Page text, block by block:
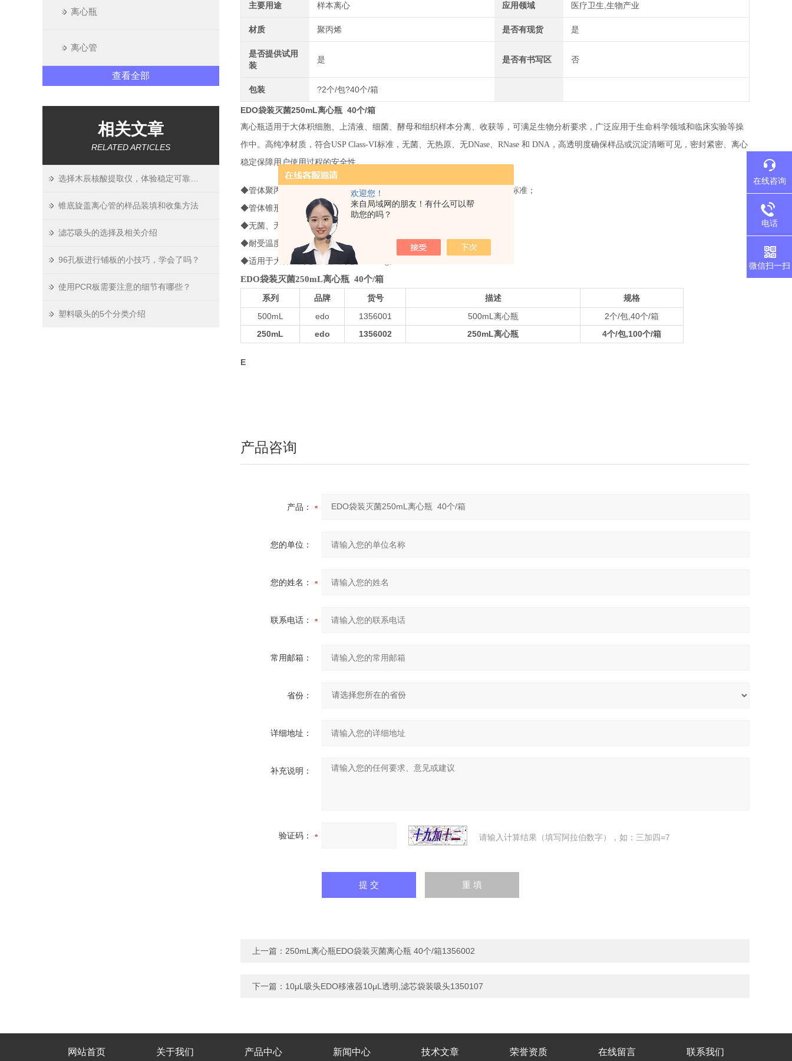
欢迎您！
来自局域网的朋友！有什么可以帮
助您的吗？
离心瓶
离心管
查看全部
相关文章
RELATED ARTICLES
锥底旋盖离心管的样品装填和收集方法
滤芯吸头的选择及相关介绍
96孔板进行铺板的小技巧，学会了吗？
使用PCR板需要注意的细节有哪些？
塑料吸头的5个分类介绍
主要用途 样本离心 应用领域 医疗卫生,生物产业
材质 聚丙烯 是否有现货 是
是否提供试用
装
是 是否有书写区 否
包装 ?2个/包?40个/箱
EDO袋装灭菌250mL离心瓶 40个/箱
离心瓶适用于大体积细胞、上清液、细菌、酵母和组织样本分离、收获等，可满足生物分析要求，广泛应用于生命科学领域和临床实验等操
作中。高纯净材质，符合USP Class-VI标准，无菌、无热原、无DNase、RNase 和 DNA，高透明度确保样品或沉淀清晰可见，密封紧密、离心
稳定保障用户使用过程的安全性。
◆管体聚丙烯(PP)制成，管盖高密度聚乙烯(HDPE)制成，符合USP Class-VI标准；
◆管体锥形体设计，高透明；
◆无菌、无热源, 无RNase和DNase, 无DNA；
◆耐受温度范围：-86℃ -120℃；
◆适用于大容量离心，最大离心力7500xg。
EDO袋装灭菌250mL离心瓶 40个/箱
系列
品牌 货号 描述
规格
500mL
edo 1356001 500mL离心瓶
2个/包,40个/箱
250mL
edo 1356002 250mL离心瓶 4个/包,100个/箱
E
产品咨询
产品：
您的单位：
您的姓名：
联系电话：
常用邮箱：
省份：
详细地址：
补充说明：
验证码： 请输入计算结果（填写阿拉伯数字），如：三加四=7
上一篇： 250mL离心瓶EDO袋装灭菌离心瓶 40个/箱1356002
下一篇： 10μL吸头EDO移液器10μL透明,滤芯袋装吸头1350107
网站首页 关于我们 产品中心 新闻中心 技术文章 荣誉资质 在线留言 联系我们
在线咨询
电话
微信扫一扫